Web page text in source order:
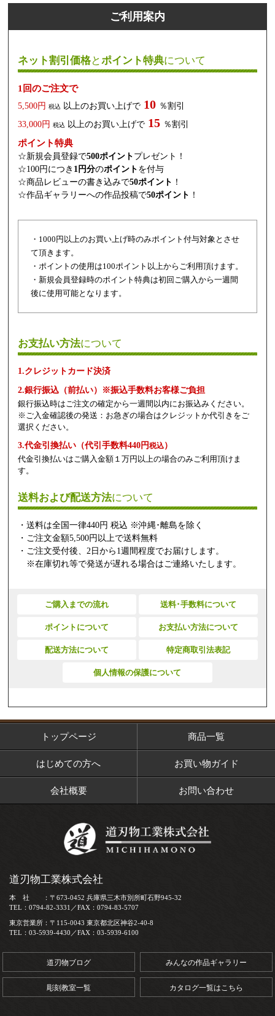
ご利用案内
ネット割引価格とポイント特典について
1回のご注文で
5,500円 税込 以上のお買い上げで 10 ％割引
33,000円 税込 以上のお買い上げで 15 ％割引
ポイント特典
☆新規会員登録で500ポイント プレゼント！
☆100円につき 1円分のポイント を付与
☆商品レビューの書き込みで50ポイント ！
☆作品ギャラリーへの作品投稿で50ポイント ！
・1000円以上のお買い上げ時のみポイント付与対象とさせ
て頂きます。
・ポイントの使用は100ポイント以上からご利用頂けます。
・新規会員登録時のポイント特典は初回ご購入から一週間
後に使用可能となります。
お支払い方法について
1.クレジットカード決済
2.銀行振込（前払い）※振込手数料お客様ご負担
銀行振込時はご注文の確定から一週間以内にお振込みください。
※ご入金確認後の発送：お急ぎの場合はクレジットか代引きをご
選択ください。
3.代金引換払い（代引手数料440円税込）
代金引換払いはご購入金額１万円以上の場合のみご利用頂けま
す。
送料および配送方法について
・送料は全国一律440円 税込 ※沖縄･離島を除く
・ご注文金額5,500円以上で送料無料
・ご注文受付後、2日から1週間程度でお届けします。
※在庫切れ等で発送が遅れる場合はご連絡いたします。
ご購入までの流れ 送料･手数料について
ポイントについて お支払い方法について
配送方法について 特定商取引法表記
個人情報の保護について
トップページ 商品一覧
はじめての方へ お買い物ガイド
会社概要 お問い合わせ
道刃物工業株式会社
本 社 ：〒673-0452 兵庫県三木市別所町石野945-32
TEL：0794-82-3331／FAX：0794-83-5707
東京営業所：〒115-0043 東京都北区神谷2-40-8
TEL：03-5939-4430／FAX：03-5939-6100
道刃物ブログ みんなの作品ギャラリー
彫刻教室一覧 カタログ一覧はこちら